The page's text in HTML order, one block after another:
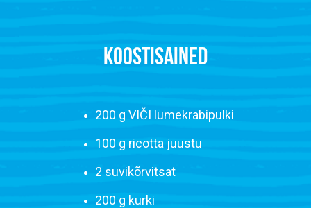
KOOSTISAINED
200 g VIČI lumekrabipulki
100 g ricotta juustu
2 suvikõrvitsat
200 g kurki